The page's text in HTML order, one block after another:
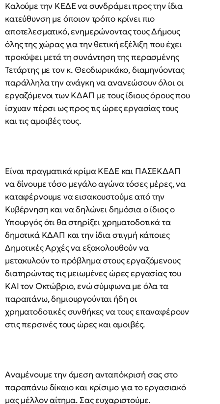
Καλούμε την ΚΕΔΕ να συνδράμει προς την ίδια
κατεύθυνση με όποιον τρόπο κρίνει πιο
αποτελεσματικό, ενημερώνοντας τους Δήμους
όλης της χώρας για την θετική εξέλιξη που έχει
προκύψει μετά τη συνάντηση της περασμένης
Τετάρτης με τον κ. Θεοδωρικάκο, διαμηνύοντας
παράλληλα την ανάγκη να ανανεώσουν όλοι οι
εργαζόμενοι των ΚΔΑΠ με τους ίδιους όρους που
ίσχυαν πέρσι ως προς τις ώρες εργασίας τους
και τις αμοιβές τους.
Είναι πραγματικά κρίμα ΚΕΔΕ και ΠΑΣΕΚΔΑΠ
να δίνουμε τόσο μεγάλο αγώνα τόσες μέρες, να
καταφέρνουμε να εισακουστούμε από την
Κυβέρνηση και να δηλώνει δημόσια ο ίδιος ο
Υπουργός ότι θα στηρίξει χρηματοδοτικά τα
δημοτικά ΚΔΑΠ και την ίδια στιγμή κάποιες
Δημοτικές Αρχές να εξακολουθούν να
μετακυλούν το πρόβλημα στους εργαζόμενους
διατηρώντας τις μειωμένες ώρες εργασίας του
ΚΑΙ τον Οκτώβριο, ενώ σύμφωνα με όλα τα
παραπάνω, δημιουργούνται ήδη οι
χρηματοδοτικές συνθήκες να τους επαναφέρουν
στις περσινές τους ώρες και αμοιβές.
Αναμένουμε την άμεση ανταπόκρισή σας στο
παραπάνω δίκαιο και κρίσιμο για το εργασιακό
μας μέλλον αίτημα. Σας ευχαριστούμε.